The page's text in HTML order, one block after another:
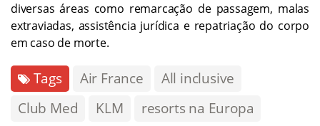
diversas áreas como remarcação de passagem, malas
extraviadas, assistência jurídica e repatriação do corpo
em caso de morte.
Tags Air France
All inclusive
Club Med
KLM resorts na Europa